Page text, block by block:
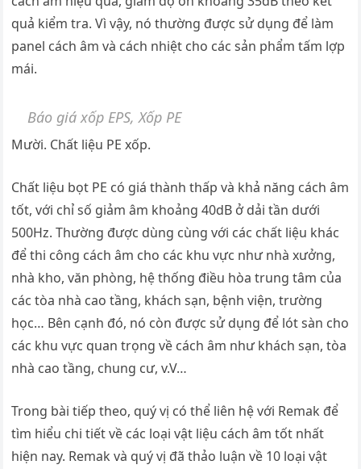
quả kiểm tra. Vì vậy, nó thường được sử dụng để làm
panel cách âm và cách nhiệt cho các sản phẩm tấm lợp
mái.
Báo giá xốp EPS, Xốp PE
Mười. Chất liệu PE xốp.
Chất liệu bọt PE có giá thành thấp và khả năng cách âm
tốt, với chỉ số giảm âm khoảng 40dB ở dải tần dưới
500Hz. Thường được dùng cùng với các chất liệu khác
để thi công cách âm cho các khu vực như nhà xưởng,
nhà kho, văn phòng, hệ thống điều hòa trung tâm của
các tòa nhà cao tầng, khách sạn, bệnh viện, trường
học… Bên cạnh đó, nó còn được sử dụng để lót sàn cho
các khu vực quan trọng về cách âm như khách sạn, tòa
nhà cao tầng, chung cư, v.V…
Trong bài tiếp theo, quý vị có thể liên hệ với Remak để
tìm hiểu chi tiết về các loại vật liệu cách âm tốt nhất
hiện nay. Remak và quý vị đã thảo luận về 10 loại vật